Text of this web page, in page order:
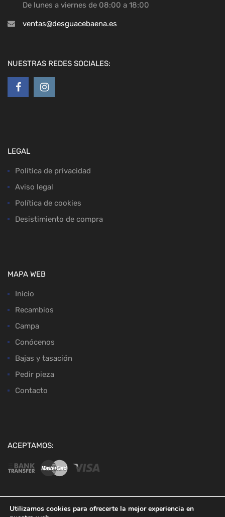
De lunes a viernes de 08:00 a 18:00
ventas@desguacebaena.es
NUESTRAS REDES SOCIALES:
LEGAL
Política de privacidad
Aviso legal
Política de cookies
Desistimiento de compra
MAPA WEB
Inicio
Recambios
Campa
Conócenos
Bajas y tasación
Pedir pieza
Contacto
ACEPTAMOS:
Utilizamos cookies para ofrecerte la mejor experiencia en